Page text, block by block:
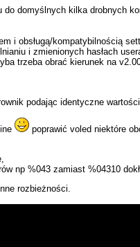
domyślnych kilka drobnych
i obsługą/kompatybilnością
i zmienionych hasłach
trzeba obrać kierunek na
podając identyczne
poprawić voled niektóre
np %043 zamiast %04310
rozbieżności.